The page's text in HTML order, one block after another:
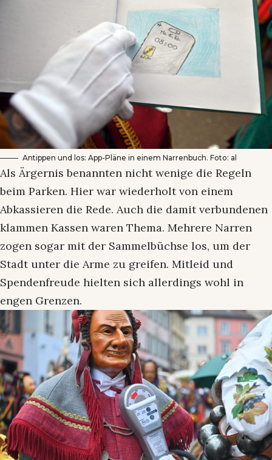
Antippen und los: App-Pläne in einem Narrenbuch. Foto: al
Als Ärgernis benannten nicht wenige die Regeln
beim Parken. Hier war wiederholt von einem
Abkassieren die Rede. Auch die damit verbundenen
klammen Kassen waren Thema. Mehrere Narren
zogen sogar mit der Sammelbüchse los, um der
Stadt unter die Arme zu greifen. Mitleid und
Spendenfreude hielten sich allerdings wohl in
engen Grenzen.